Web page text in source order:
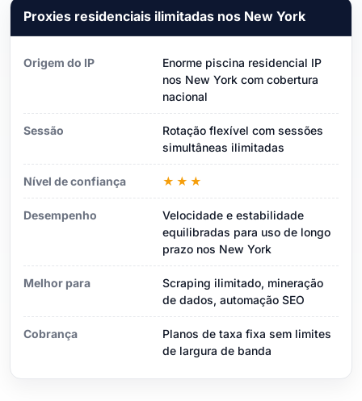
Proxies residenciais ilimitadas nos New York
Origem do IP
Enorme piscina residencial IP
nos New York com cobertura
nacional
Sessão
Rotação flexível com sessões
simultâneas ilimitadas
Nível de confiança ★★★
Desempenho
Velocidade e estabilidade
equilibradas para uso de longo
prazo nos New York
Melhor para
Scraping ilimitado, mineração
de dados, automação SEO
Cobrança
Planos de taxa fixa sem limites
de largura de banda